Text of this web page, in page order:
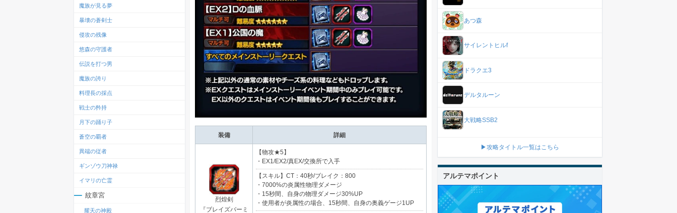
装備 詳細
烈煌剣
『ブレイズバーミ
【物攻★5】
・EX1/EX2/真EX/交換所で入手
【スキル】CT：40秒/ブレイク：800
・7000%の炎属性物理ダメージ
・15秒間、自身の物理ダメージ30%UP
・使用者が炎属性の場合、15秒間、自身の奥義ゲージ1UP
魔族が見る夢
暴壊の蒼剣士
侵攻の残像
悠森の守護者
伝説を打つ男
魔族の誇り
料理長の採点
戦士の矜持
月下の踊り子
蒼空の覇者
異端の従者
ギンゾウ刀神禄
イマリの亡霊
紋章宮
耀天の神殿
あつ森
サイレントヒルf
ドラクエ3
デルタルーン
大戦略SSB2
▶攻略タイトル一覧はこちら
アルテマポイント